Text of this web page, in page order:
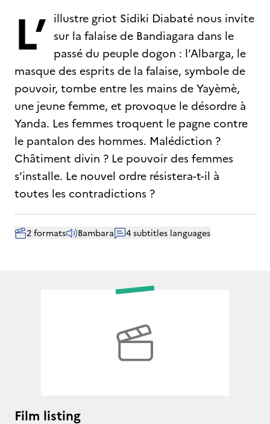
L’ illustre griot Sidiki Diabaté nous invite
sur la falaise de Bandiagara dans le
passé du peuple dogon : l’Albarga, le
masque des esprits de la falaise, symbole de
pouvoir, tombe entre les mains de Yayèmè,
une jeune femme, et provoque le désordre à
Yanda. Les femmes troquent le pagne contre
le pantalon des hommes. Malédiction ?
Châtiment divin ? Le pouvoir des femmes
s’installe. Le nouvel ordre résistera-t-il à
toutes les contradictions ?
2 formats Bambara 4 subtitles languages
Film listing